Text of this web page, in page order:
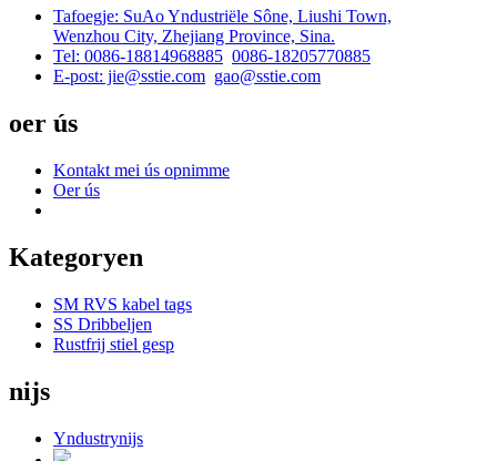
Tafoegje: SuAo Yndustriële Sône, Liushi Town,
Wenzhou City, Zhejiang Province, Sina.
Tel: 0086-18814968885 0086-18205770885
E-post: jie@sstie.com gao@sstie.com
oer ús
Kontakt mei ús opnimme
Oer ús
Kategoryen
SM RVS kabel tags
SS Dribbeljen
Rustfrij stiel gesp
nijs
Yndustrynijs